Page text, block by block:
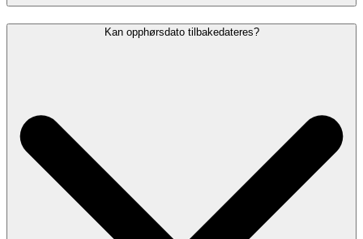
Kan opphørsdato tilbakedateres?